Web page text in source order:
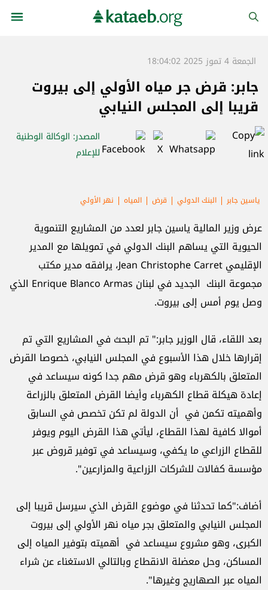
الجمعة 4 تموز 2025 18:04:02
جابر: قرض جر مياه الأولي إلى بيروت
قريبا إلى المجلس النيابي
المصدر: الوكالة الوطنية
للإعلام
ياسين جابر البنك الدولي قرض المياه نهر الأولي
عرض وزير المالية ياسين جابر لعدد من المشاريع التنموية
الحيوية التي يساهم البنك الدولي في تمويلها مع المدير
الإقليمي Jean Christophe Carret، يرافقه مدير مكتب
مجموعة البنك الجديد في لبنان Enrique Blanco Armas الذي
وصل يوم أمس إلى بيروت.
بعد اللقاء، قال الوزير جابر:" تم البحث في المشاريع التي تم
إقرارها خلال هذا الأسبوع في المجلس النيابي، خصوصا القرض
المتعلق بالكهرباء وهو قرض مهم جدا كونه سيساعد في
إعادة هيكلة قطاع الكهرباء وأيضا القرض المتعلق بالزراعة
وأهميته تكمن في أن الدولة لم تكن تخصص في السابق
أموالا كافية لهذا القطاع، ليأتي هذا القرض اليوم ويوفر
للقطاع الزراعي ما يكفي، وسيساعد في توفير قروض عبر
مؤسسة كفالات للشركات الزراعية والمزارعين".
أضاف:"كما تحدثنا في موضوع القرض الذي سيرسل قريبا إلى
المجلس النيابي والمتعلق بجر مياه نهر الأولي إلى بيروت
الكبرى، وهو مشروع سيساعد في أهميته بتوفير المياه إلى
المساكن، وحل معضلة الانقطاع وبالتالي الاستغناء عن شراء
المياه عبر الصهاريج وغيرها".